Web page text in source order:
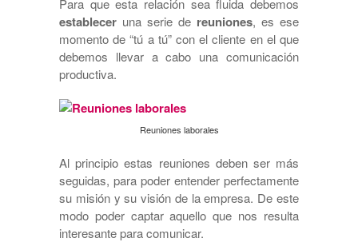
establecer una serie de reuniones, es ese
momento de “tú a tú” con el cliente en el que
debemos llevar a cabo una comunicación
productiva.
Reuniones laborales
Al principio estas reuniones deben ser más
seguidas, para poder entender perfectamente
su misión y su visión de la empresa. De este
modo poder captar aquello que nos resulta
interesante para comunicar.